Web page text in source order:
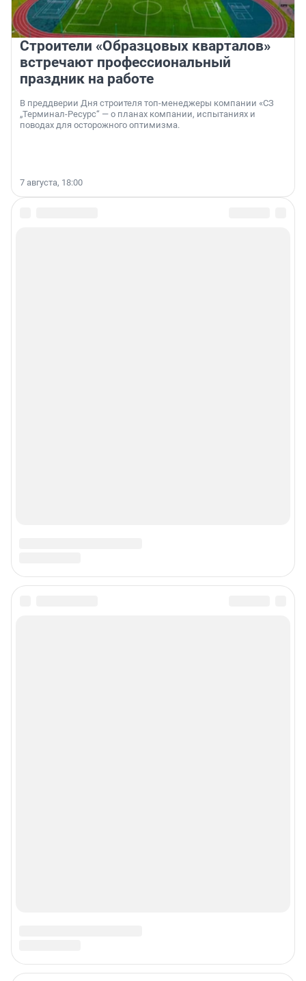
Строители «Образцовых кварталов»
встречают профессиональный
праздник на работе
В преддверии Дня строителя топ-менеджеры компании «СЗ
„Терминал-Ресурс“ — о планах компании, испытаниях и
поводах для осторожного оптимизма.
7 августа, 18:00